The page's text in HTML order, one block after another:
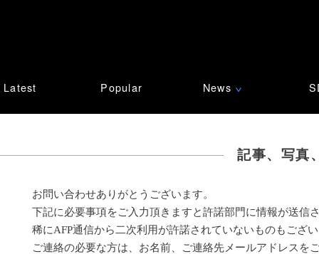
Latest Popular News ∨
記事、写真
お問い合わせありがとうございます。
下記に必要事項をご入力頂きますと許諾部門に情報が送信
稀にAFP通信から二次利用が許諾されていないものもござ
ご連絡の必要な方は、お名前、ご連絡先メールアドレスを